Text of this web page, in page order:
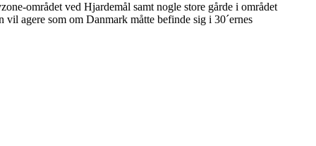
området ved Hjardemål samt nogle store gårde i området
agere som om Danmark måtte befinde sig i 30´ernes